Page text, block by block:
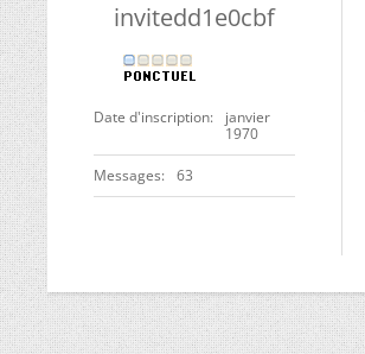
invitedd1e0cbf
Date d'inscription
janvier
1970
Messages 63